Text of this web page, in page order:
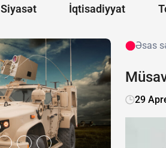
Siyasət İqtisadiyyat
Əsas
29